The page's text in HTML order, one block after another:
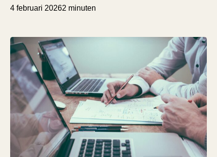
4 februari 20262 minuten